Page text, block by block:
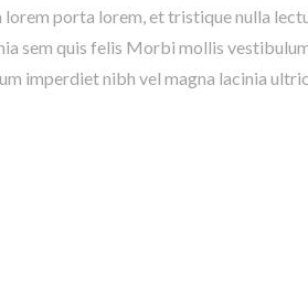
porta lorem, et tristique nulla
sem quis felis Morbi mollis
imperdiet nibh vel magna lacinia